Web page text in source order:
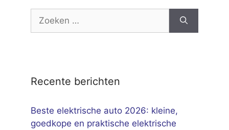
naar:
Recente berichten
Beste elektrische auto 2026: kleine,
goedkope en praktische elektrische